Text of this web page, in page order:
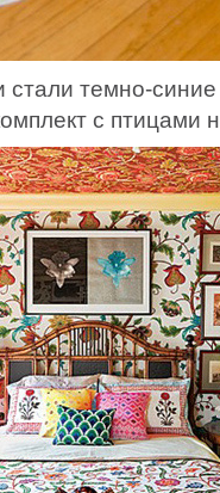
темно-
с птицами